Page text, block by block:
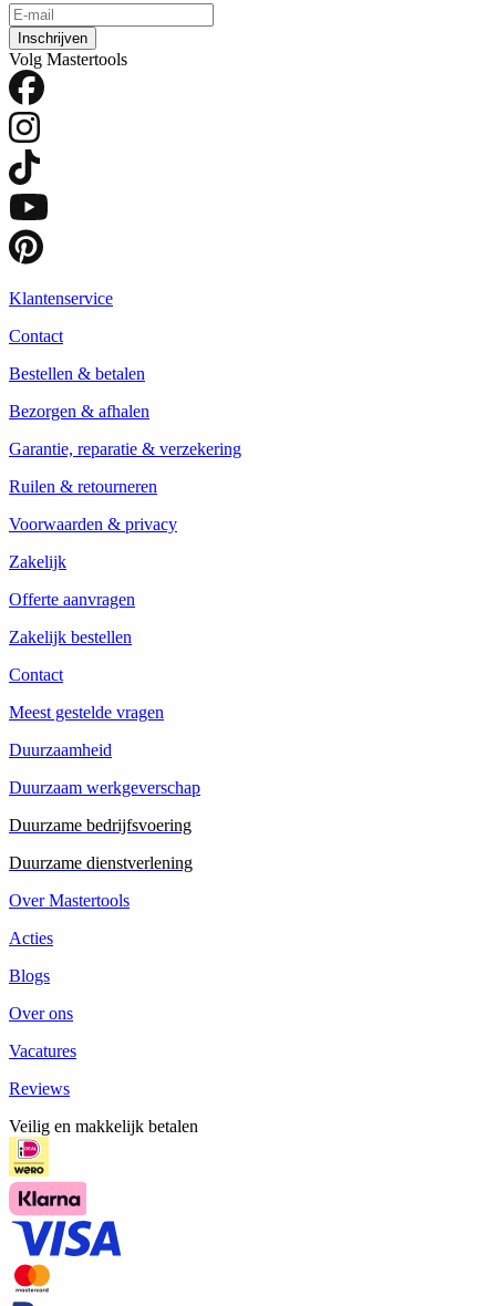
Inschrijven
Volg Mastertools
Klantenservice
Contact
Bestellen & betalen
Bezorgen & afhalen
Garantie, reparatie & verzekering
Ruilen & retourneren
Voorwaarden & privacy
Zakelijk
Offerte aanvragen
Zakelijk bestellen
Contact
Meest gestelde vragen
Duurzaamheid
Duurzaam werkgeverschap
Duurzame bedrijfsvoering
Duurzame dienstverlening
Over Mastertools
Acties
Blogs
Over ons
Vacatures
Reviews
Veilig en makkelijk betalen